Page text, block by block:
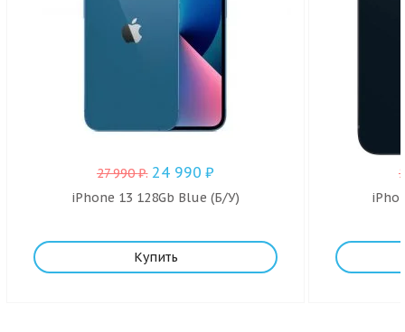
27 990₽. 24 990₽
iPhone 13 128Gb Blue (Б/У)
Купить